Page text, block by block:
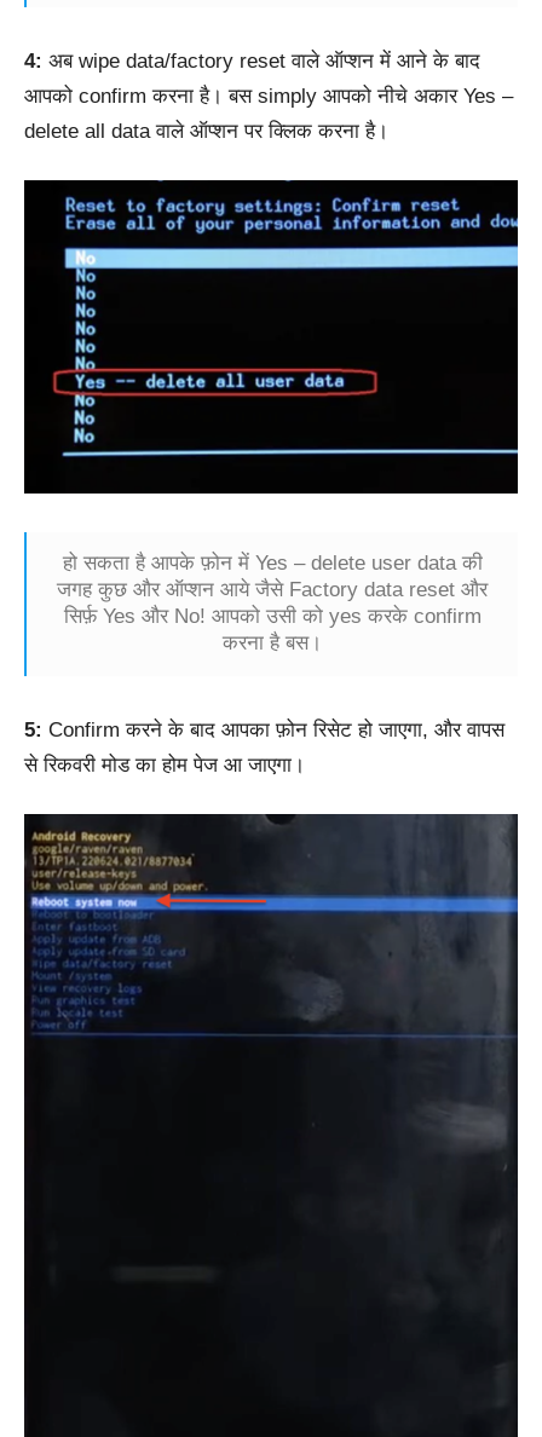
4: अब wipe data/factory reset वाले ऑप्शन में आने के बाद
आपको confirm करना है। बस simply आपको नीचे अकार Yes –
delete all data वाले ऑप्शन पर क्लिक करना है।
हो सकता है आपके फ़ोन में Yes – delete user data की
जगह कुछ और ऑप्शन आये जैसे Factory data reset और
सिर्फ़ Yes और No! आपको उसी को yes करके confirm
करना है बस।
5: Confirm करने के बाद आपका फ़ोन रिसेट हो जाएगा, और वापस
से रिकवरी मोड का होम पेज आ जाएगा।